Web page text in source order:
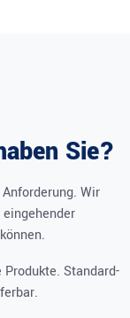
Sie?
Wir
Standard-